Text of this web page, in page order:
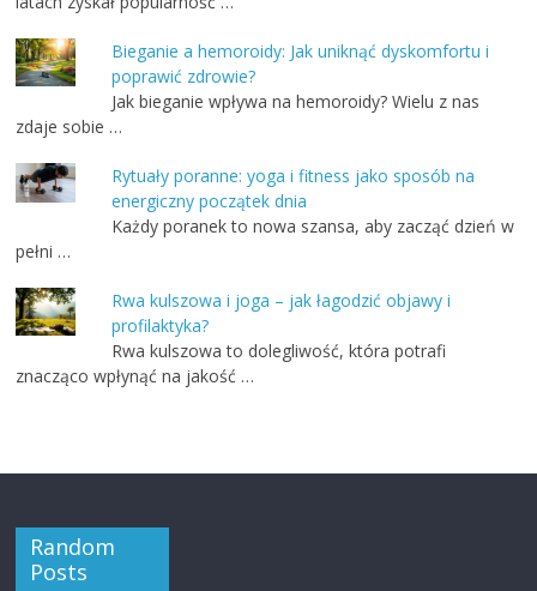
Bieganie a hemoroidy: Jak uniknąć dyskomfortu i
poprawić zdrowie?
Jak bieganie wpływa na hemoroidy? Wielu z nas
zdaje sobie …
Rytuały poranne: yoga i fitness jako sposób na
energiczny początek dnia
Każdy poranek to nowa szansa, aby zacząć dzień w
pełni …
Rwa kulszowa i joga – jak łagodzić objawy i
profilaktyka?
Rwa kulszowa to dolegliwość, która potrafi
znacząco wpłynąć na jakość …
Random
Posts